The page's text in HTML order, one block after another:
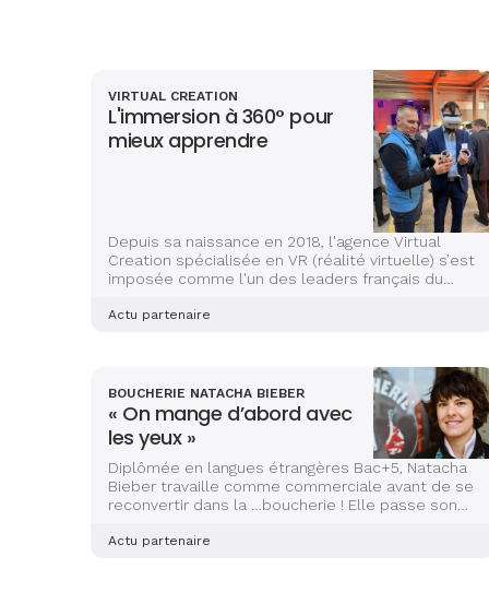
VIRTUAL CREATION
L'immersion à 360° pour
mieux apprendre
Depuis sa naissance en 2018, l'agence Virtual
Creation spécialisée en VR (réalité virtuelle) s’est
imposée comme l'un des leaders français du
et connaît une croissance à deux chiffres
Actu partenaire
BOUCHERIE NATACHA BIEBER
« On mange d’abord avec
les yeux »
Diplômée en langues étrangères Bac+5, Natacha
Bieber travaille comme commerciale avant de se
reconvertir dans la …boucherie ! Elle passe son
parisiens les plus renommés, avant d’ouvrir sa
Actu partenaire